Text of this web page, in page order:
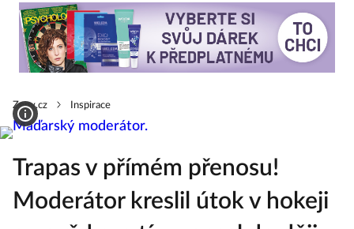
Zeny.cz Inspirace
Trapas v přímém přenosu!
Moderátor kreslil útok v hokeji